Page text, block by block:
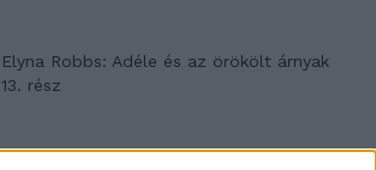
Elyna Robbs: Adéle és az örökölt árnyak
13. rész